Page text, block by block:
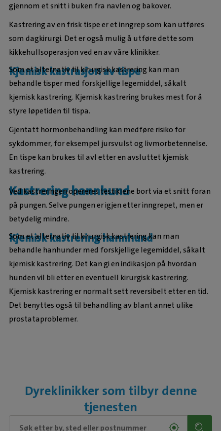
gjennom et snitt i buken fra navlen og bakover.
Kastrering av en frisk tispe er et inngrep som kan utføres
som dagkirurgi. Det er også mulig å utføre dette som
kikkehullsoperasjon ved en av våre klinikker.
Kjemisk kastrasjon av tispe
Som et alternativ til kirurgisk kastrering kan man
behandle tisper med forskjellige legemiddel, såkalt
kjemisk kastrering. Kjemisk kastrering brukes mest for å
styre løpetiden til tispa.
Gjentatt hormonbehandling kan medføre risiko for
sykdommer, for eksempel jursvulst og livmorbetennelse.
En tispe kan brukes til avl etter en avsluttet kjemisk
kastrering.
Kastrering hannhund
Ved kastreringen opereres testiklene bort via et snitt foran
på pungen. Selve pungen er igjen etter inngrepet, men er
betydelig mindre.
Kjemisk kastrering hannhund
Som et alternativ til kirurgisk kastrering kan man
behandle hanhunder med forskjellige legemiddel, såkalt
kjemisk kastrering. Det kan gi en indikasjon på hvordan
hunden vil bli etter en eventuell kirurgisk kastrering.
Kjemisk kastrering er normalt sett reversibelt etter en tid.
Det benyttes også til behandling av blant annet ulike
prostataproblemer.
Dyreklinikker som tilbyr denne
tjenesten